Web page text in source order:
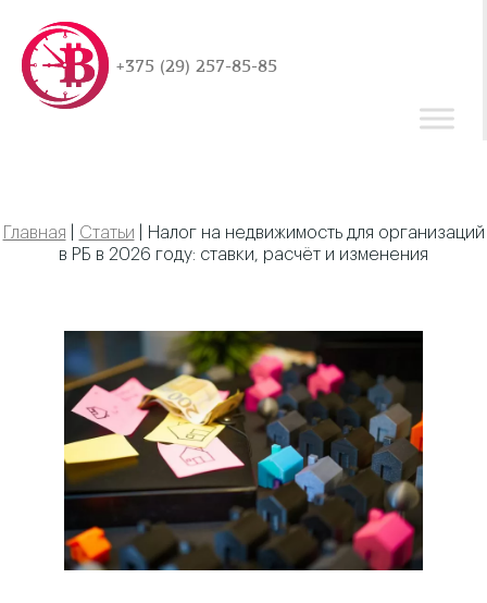
+375 (29) 257-85-85
Главная Статьи
Налог на недвижимость для организаций
в РБ в 2026 году: ставки, расчёт и изменения